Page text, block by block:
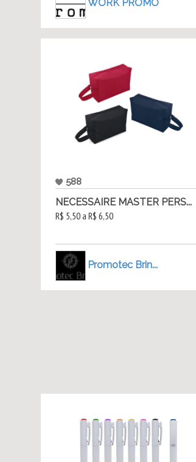
WORK PROMO
588
NECESSAIRE MASTER PERS...
R$ 5,50 a R$ 6,50
Promotec Brin...